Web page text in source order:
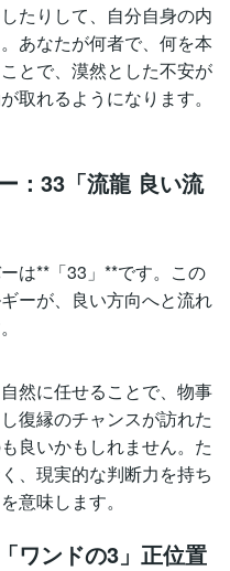
たりして、自分自身の内
あなたが何者で、何を本
とで、漠然とした不安が
取れるようになります。
：33「流龍 良い流
は**「33」**です。この
ーが、良い方向へと流れ
然に任せることで、物事
復縁のチャンスが訪れた
良いかもしれません。た
、現実的な判断力を持ち
意味します。
ワンドの3」正位置